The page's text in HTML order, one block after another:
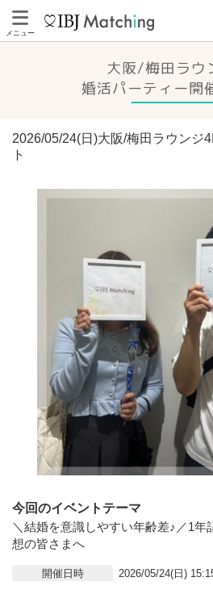
メニュー
大阪/梅田ラウ
婚活パーティー開
2026/05/24(日)大阪/梅田ラウンジ
ト
今回のイベントテーマ
＼結婚を意識しやすい年齢差♪／1年
想の皆さまへ
開催日時 2026/05/24(日)